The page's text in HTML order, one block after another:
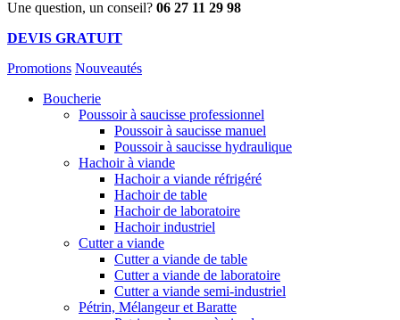
Une question, un conseil? 06 27 11 29 98
DEVIS GRATUIT
Promotions Nouveautés
Boucherie
Poussoir à saucisse professionnel
Poussoir à saucisse manuel
Poussoir à saucisse hydraulique
Hachoir à viande
Hachoir a viande réfrigéré
Hachoir de table
Hachoir de laboratoire
Hachoir industriel
Cutter a viande
Cutter a viande de table
Cutter a viande de laboratoire
Cutter a viande semi-industriel
Pétrin, Mélangeur et Baratte